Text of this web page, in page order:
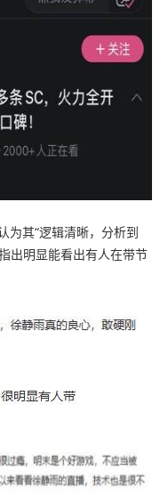
为其“逻辑清晰，分析到
出明显能看出有人在带节